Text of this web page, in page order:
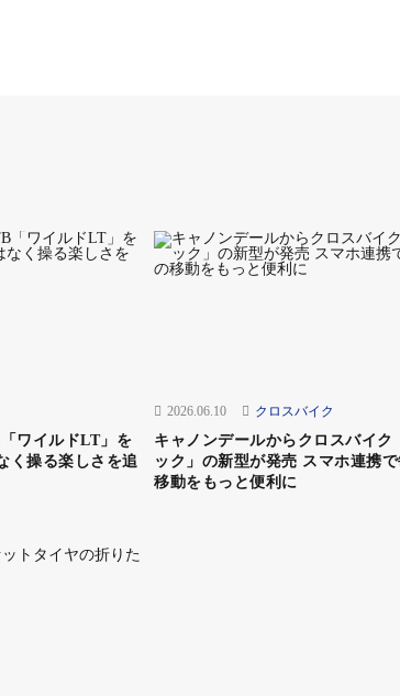
ワイルドLT」を
く操る楽しさを追
2026.06.10 クロスバイク
キャノンデールからクロスバイク
ック」の新型が発売 スマホ連携
移動をもっと便利に